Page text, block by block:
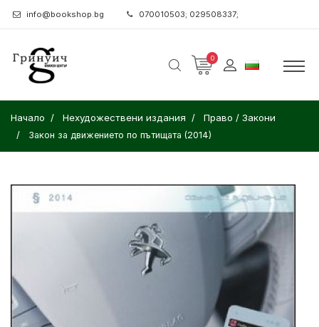
info@bookshop.bg 070010503; 029508337;
0
Начало Нехудожествени издания Право / Закони
Закон за движението по пътищата (2014)